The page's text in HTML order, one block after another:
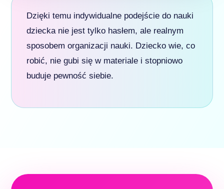
Dzięki temu indywidualne podejście do nauki
dziecka nie jest tylko hasłem, ale realnym
sposobem organizacji nauki. Dziecko wie, co
robić, nie gubi się w materiale i stopniowo
buduje pewność siebie.